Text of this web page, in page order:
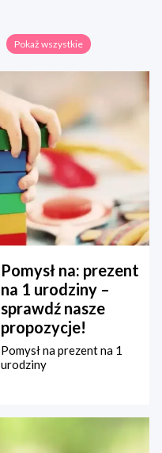
Pokaż wszystkie
Pomysł na: prezent
na 1 urodziny –
sprawdź nasze
propozycje!
Pomysł na prezent na 1
urodziny